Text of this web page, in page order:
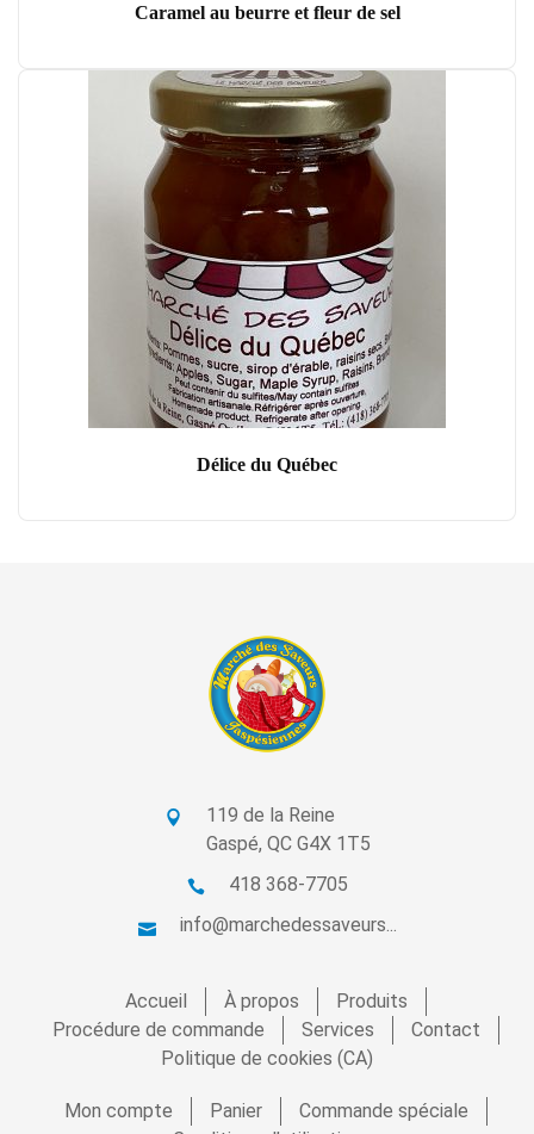
Caramel au beurre et fleur de sel
Délice du Québec
119 de la Reine
Gaspé, QC G4X 1T5
418 368-7705
info@marchedessaveurs...
Accueil À propos
Produits
Procédure de commande
Services
Contact
Politique de cookies (CA)
Mon compte Panier
Commande spéciale